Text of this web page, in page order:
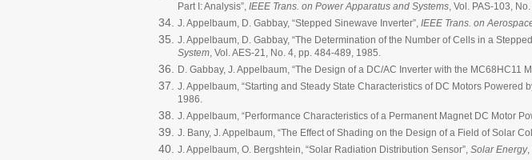
Part I: Analysis”, IEEE Trans. on Power Apparatus and Systems, Vol. PAS-103,
J. Appelbaum, D. Gabbay, “Stepped Sinewave Inverter”, IEEE Trans. on
J. Appelbaum, D. Gabbay, “The Determination of the Number of Cells in a
System, Vol. AES-21, No. 4, pp. 484-489, 1985.
D. Gabbay, J. Appelbaum, “The Design of a DC/AC Inverter with the MC68HC11
J. Appelbaum, “Starting and Steady State Characteristics of DC Motors Powered
1986.
J. Appelbaum, “Performance Characteristics of a Permanent Magnet DC Motor
J. Bany, J. Appelbaum, “The Effect of Shading on the Design of a Field of Solar
J. Appelbaum, O. Bergshtein, “Solar Radiation Distribution Sensor”, Solar Energy,